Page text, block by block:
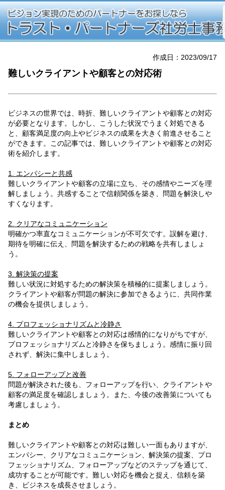
作成日：2023/09/17
難しいクライアントや顧客との対応術
ビジネスの世界では、時折、難しいクライアントや顧客との対応
が必要となります。しかし、こうした状況でうまく対処できる
と、顧客満足度の向上やビジネスの成果を大きく前進させること
ができます。この記事では、難しいクライアントや顧客との対応
術を紹介します。
1. エンパシーと共感
難しいクライアントや顧客の立場に立ち、その感情やニーズを理
解しましょう。共感することで信頼関係を築き、問題を解決しや
すくなります。
2. クリアなコミュニケーション
明確かつ率直なコミュニケーションが不可欠です。誤解を避け、
期待を明確に伝え、問題を解決するための戦略を共有しましょ
う。
3. 解決策の提案
難しい状況に対処するための解決策を積極的に提案しましょう。
クライアントや顧客が問題の解決に参加できるように、共同作業
の機会を提供しましょう。
4. プロフェッショナリズムと冷静さ
難しいクライアントや顧客との対応は感情的になりがちですが、
プロフェッショナリズムと冷静さを保ちましょう。感情に振り回
されず、解決に集中しましょう。
5. フォローアップと改善
問題が解決された後も、フォローアップを行い、クライアントや
顧客の満足度を確認しましょう。また、今後の改善策についても
考慮しましょう。
まとめ
難しいクライアントや顧客との対応は難しい一面もありますが、
エンパシー、クリアなコミュニケーション、解決策の提案、プロ
フェッショナリズム、フォローアップなどのステップを通じて、
成功することが可能です。難しい対応を機会と捉え、信頼を築
き、ビジネスを成長させましょう。